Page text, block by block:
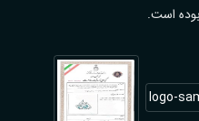
است.